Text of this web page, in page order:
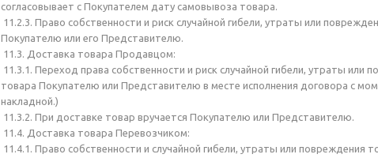
согласовывает с Покупателем дату самовывоза товара.
11.2.3. Право собственности и риск случайной гибели, утраты или
Покупателю или его Представителю.
11.3. Доставка товара Продавцом:
11.3.1. Переход права собственности и риск случайной гибели, утраты
товара Покупателю или Представителю в месте исполнения договора с
накладной.)
11.3.2. При доставке товар вручается Покупателю или Представителю.
11.4. Доставка товара Перевозчиком:
11.4.1. Право собственности и случайной гибели, утраты или